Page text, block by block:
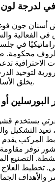
لدرجة
أسنان جون
الفعالية
في
محكومة.
الاحترافية
لتوحيد
يخلق الأساس لتحسينات تجميلية إضافية.
يستخدم
التشكيل
المركب
توفر
التصنيع
تخطيط العلاج
والأهداف